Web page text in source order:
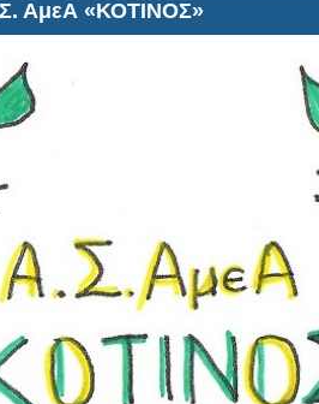
ΑμεΑ «ΚΟΤΙΝΟΣ»